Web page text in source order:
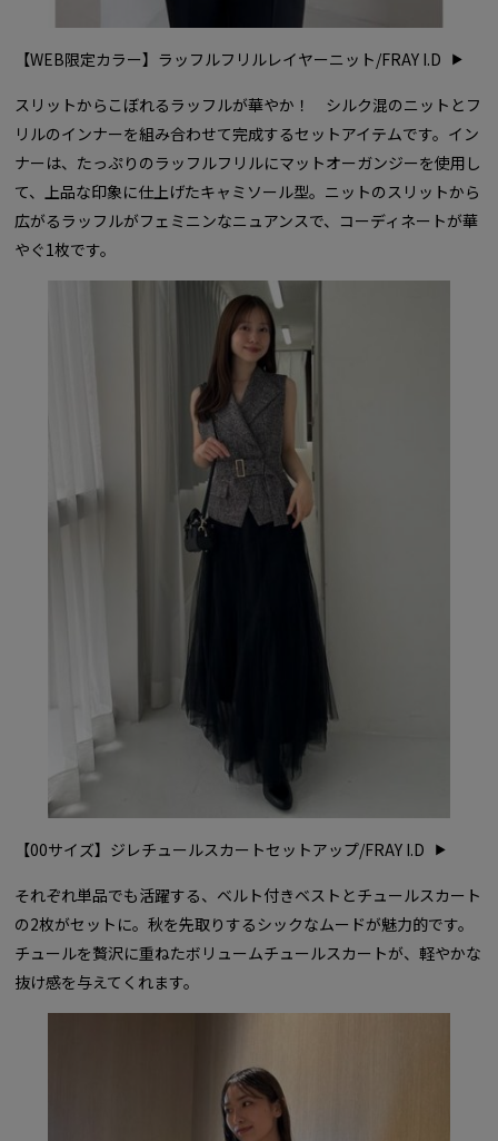
【WEB限定カラー】ラッフルフリルレイヤーニット/FRAY I.D
スリットからこぼれるラッフルが華やか！ シルク混のニットとフ
リルのインナーを組み合わせて完成するセットアイテムです。イン
ナーは、たっぷりのラッフルフリルにマットオーガンジーを使用し
て、上品な印象に仕上げたキャミソール型。ニットのスリットから
広がるラッフルがフェミニンなニュアンスで、コーディネートが華
やぐ1枚です。
【00サイズ】ジレチュールスカートセットアップ/FRAY I.D
それぞれ単品でも活躍する、ベルト付きベストとチュールスカート
の2枚がセットに。秋を先取りするシックなムードが魅力的です。
チュールを贅沢に重ねたボリュームチュールスカートが、軽やかな
抜け感を与えてくれます。